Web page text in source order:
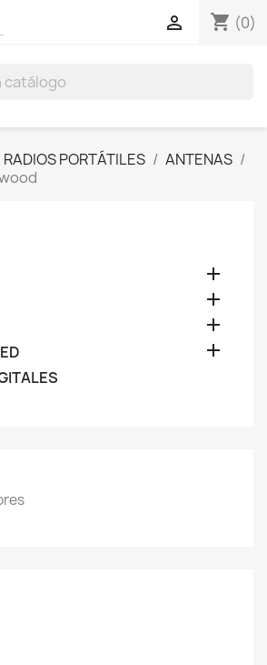
shopping_cart (0)

RADIOS PORTÁTILES
ANTENAS



